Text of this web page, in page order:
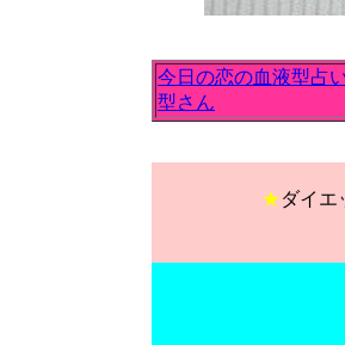
今日の恋の血液型占
型さん
★ダイエ